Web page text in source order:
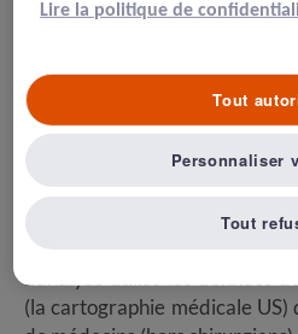
L’étude explore le lien
particulièrement des
en vigueur dans l’état en cas
corolaire une analyse du
d’une région en cas de
L’analyse utilise les données
(la cartographie médicale
Lire la politique de
Tout
Tout
Personnaliser